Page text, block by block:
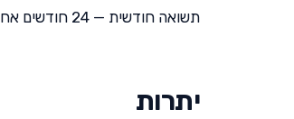
תשואה חודשית — 24 חודשים אחרונים
יתרות